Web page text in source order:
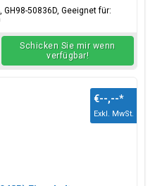
50836D, Geeignet für:
Schicken Sie mir wenn
verfügbar!
€--,--*
Exkl. MwSt.